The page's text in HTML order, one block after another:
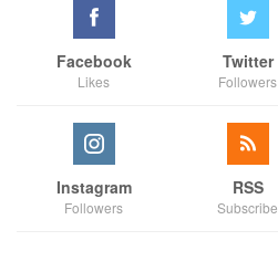
Facebook
Likes
Twitter
Followers
Instagram
Followers
RSS
Subscribe